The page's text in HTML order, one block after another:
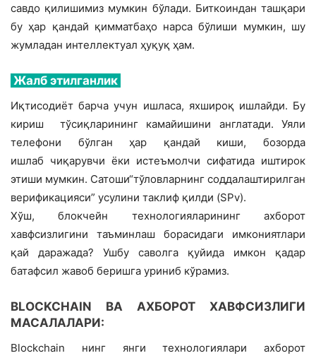
савдо қилишимиз мумкин бўлади. Биткоиндан ташқари
бу ҳар қандай қимматбаҳо нарса бўлиши мумкин, шу
жумладан интеллектуал ҳуқуқ ҳам.
Жалб этилганлик
Иқтисодиёт барча учун ишласа, яхшироқ ишлайди. Бу
кириш тўсиқларининг камайишини англатади. Уяли
телефони бўлган ҳар қандай киши, бозорда
ишлаб чиқарувчи ёки истеъмолчи сифатида иштирок
этиши мумкин. Сатоши“тўловларнинг соддалаштирилган
верификацияси” усулини таклиф қилди (SPv).
Хўш, блокчейн технологияларининг ахборот
хавфсизлигини таъминлаш борасидаги имкониятлари
қай даражада? Ушбу саволга қуйида имкон қадар
батафсил жавоб беришга уриниб кўрамиз.
BLOCKCHAIN ВА АХБОРОТ ХАВФСИЗЛИГИ
МАСАЛАЛАРИ:
Blockchain нинг янги технологиялари ахборот